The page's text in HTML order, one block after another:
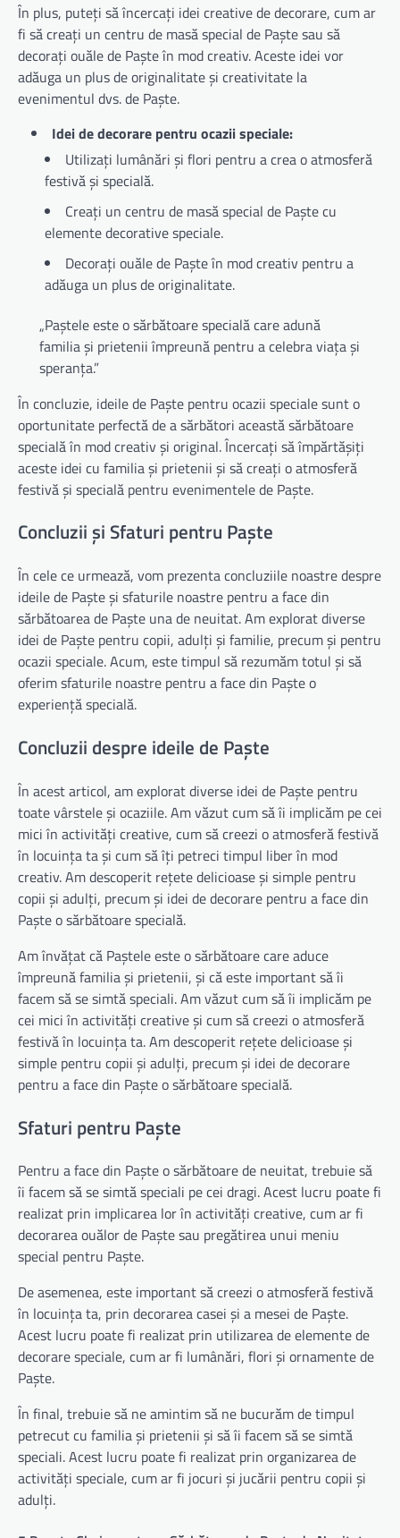
În plus, puteți să încercați idei creative de decorare, cum ar
fi să creați un centru de masă special de Paște sau să
decorați ouăle de Paște în mod creativ. Aceste idei vor
adăuga un plus de originalitate și creativitate la
evenimentul dvs. de Paște.
Idei de decorare pentru ocazii speciale:
Utilizați lumânări și flori pentru a crea o atmosferă
festivă și specială.
Creați un centru de masă special de Paște cu
elemente decorative speciale.
Decorați ouăle de Paște în mod creativ pentru a
adăuga un plus de originalitate.
„Paștele este o sărbătoare specială care adună
familia și prietenii împreună pentru a celebra viața și
speranța.”
În concluzie, ideile de Paște pentru ocazii speciale sunt o
oportunitate perfectă de a sărbători această sărbătoare
specială în mod creativ și original. Încercați să împărtășiți
aceste idei cu familia și prietenii și să creați o atmosferă
festivă și specială pentru evenimentele de Paște.
Concluzii și Sfaturi pentru Paște
În cele ce urmează, vom prezenta concluziile noastre despre
ideile de Paște și sfaturile noastre pentru a face din
sărbătoarea de Paște una de neuitat. Am explorat diverse
idei de Paște pentru copii, adulți și familie, precum și pentru
ocazii speciale. Acum, este timpul să rezumăm totul și să
oferim sfaturile noastre pentru a face din Paște o
experiență specială.
Concluzii despre ideile de Paște
În acest articol, am explorat diverse idei de Paște pentru
toate vârstele și ocaziile. Am văzut cum să îi implicăm pe cei
mici în activități creative, cum să creezi o atmosferă festivă
în locuința ta și cum să îți petreci timpul liber în mod
creativ. Am descoperit rețete delicioase și simple pentru
copii și adulți, precum și idei de decorare pentru a face din
Paște o sărbătoare specială.
Am învățat că Paștele este o sărbătoare care aduce
împreună familia și prietenii, și că este important să îi
facem să se simtă speciali. Am văzut cum să îi implicăm pe
cei mici în activități creative și cum să creezi o atmosferă
festivă în locuința ta. Am descoperit rețete delicioase și
simple pentru copii și adulți, precum și idei de decorare
pentru a face din Paște o sărbătoare specială.
Sfaturi pentru Paște
Pentru a face din Paște o sărbătoare de neuitat, trebuie să
îi facem să se simtă speciali pe cei dragi. Acest lucru poate fi
realizat prin implicarea lor în activități creative, cum ar fi
decorarea ouălor de Paște sau pregătirea unui meniu
special pentru Paște.
De asemenea, este important să creezi o atmosferă festivă
în locuința ta, prin decorarea casei și a mesei de Paște.
Acest lucru poate fi realizat prin utilizarea de elemente de
decorare speciale, cum ar fi lumânări, flori și ornamente de
Paște.
În final, trebuie să ne amintim să ne bucurăm de timpul
petrecut cu familia și prietenii și să îi facem să se simtă
speciali. Acest lucru poate fi realizat prin organizarea de
activități speciale, cum ar fi jocuri și jucării pentru copii și
adulți.